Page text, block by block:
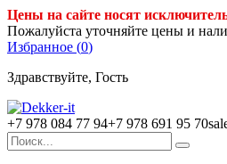
Цены на сайте носят
Пожалуйста уточняйте цены и
Избранное (0)
Здравствуйте, Гость
+7 978 084 77 94+7 978 691 95 70